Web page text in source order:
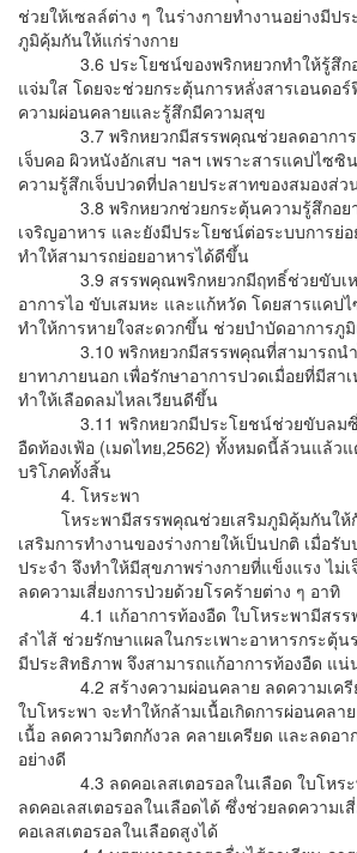
ช่วยให้เซลล์ต่าง ๆ ในร่างกายทำงานอย่างมีป
ภูมิคุ้มกันให้แก่ร่างกาย
3.6 ประโยชน์ของพริกหยวกทำให้รู้สึก
แจ่มใส โดยจะช่วยกระตุ้นการหลั่งสารเอนดอ
ความผ่อนคลายและรู้สึกมีความสุข
3.7 พริกหยวกมีสรรพคุณช่วยลดอาการเ
เจ็บคอ ผิวหนังอักเสบ ฯลฯ เพราะสารแคปไซ
ความรู้สึกเจ็บปวดที่ปลายประสาทของสมองส่ว
3.8 พริกหยวกช่วยกระตุ้นความรู้สึกอยา
เจริญอาหาร และยังมีประโยชน์ต่อระบบการย่
ทำให้สามารถย่อยอาหารได้ดีขึ้น
3.9 สรรพคุณพริกหยวกมีฤทธิ์ช่วยขับเหงื่
อาการไอ ขับเสมหะ และแก้หวัด โดยสารแคป
ทำให้การหายใจสะดวกขึ้น ช่วยบำบัดอาการภู
3.10 พริกหยวกมีสรรพคุณที่สามารถนำไ
ยาทาภายนอก เพื่อรักษาอาการปวดเมื่อยที่มีสา
ทำให้เลือดลมไหลเวียนดีขึ้น
3.11 พริกหยวกมีประโยชน์ช่วยขับลมซึ่ง
อืดท้องเฟ้อ (เมดไทย,2562) ทั้งหมดนี้ล้วนแล้ว
บริโภคทั้งสิ้น
4. โหระพา
โหระพามีสรรพคุณช่วยเสริมภูมิคุ้มกันให้กั
เสริมการทำงานของร่างกายให้เป็นปกติ เมื่อรั
ประจำ จึงทำให้มีสุขภาพร่างกายที่แข็งแรง ไม่เ
ลดความเสี่ยงการป่วยด้วยโรคร้ายต่าง ๆ อาทิ
4.1 แก้อาการท้องอืด ใบโหระพามีสรร
ลำไส้ ช่วยรักษาแผลในกระเพาะอาหารกระตุ้น
มีประสิทธิภาพ จึงสามารถแก้อาการท้องอืด แน่
4.2 สร้างความผ่อนคลาย ลดความเครีย
ใบโหระพา จะทำให้กล้ามเนื้อเกิดการผ่อนคลา
เนื้อ ลดความวิตกกังวล คลายเครียด และลดอา
อย่างดี
4.3 ลดคอเลสเตอรอลในเลือด ใบโหระ
ลดคอเลสเตอรอลในเลือดได้ ซึ่งช่วยลดความเ
คอเลสเตอรอลในเลือดสูงได้